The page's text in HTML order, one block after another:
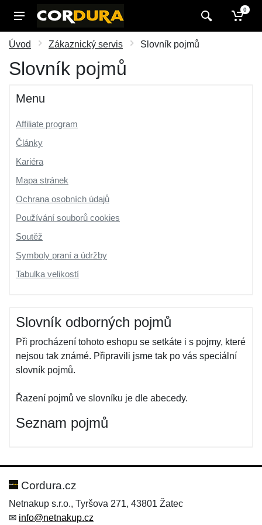
0
Úvod Zákaznický servis Slovník pojmů
Slovník pojmů
Menu
Affiliate program
Články
Kariéra
Mapa stránek
Ochrana osobních údajů
Používání souborů cookies
Soutěž
Symboly praní a údržby
Tabulka velikostí
Slovník odborných pojmů
Při procházení tohoto eshopu se setkáte i s pojmy, které
nejsou tak známé. Připravili jsme tak po vás speciální
slovník pojmů.
Řazení pojmů ve slovníku je dle abecedy.
Seznam pojmů
Cordura.cz
Netnakup s.r.o., Tyršova 271, 43801 Žatec
✉ info@netnakup.cz